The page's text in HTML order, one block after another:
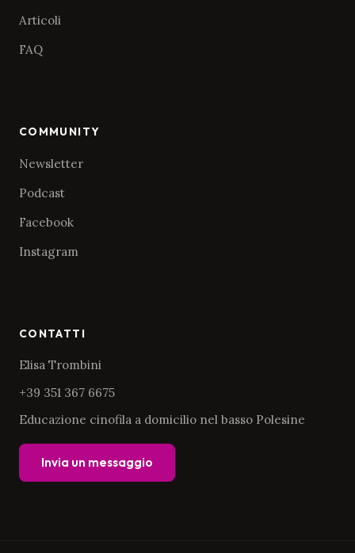
Articoli
FAQ
COMMUNITY
Newsletter
Podcast
Facebook
Instagram
CONTATTI
Elisa Trombini
+39 351 367 6675
Educazione cinofila a domicilio nel basso Polesine
Invia un messaggio